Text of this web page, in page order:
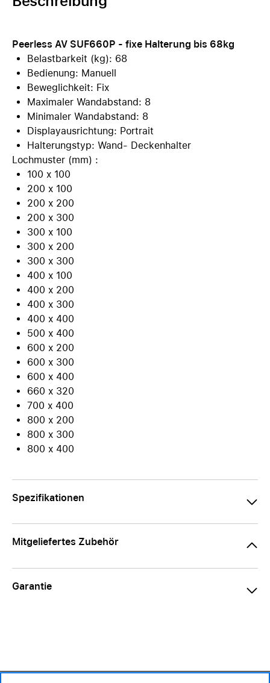
Peerless AV SUF660P - fixe Halterung bis 68kg
Belastbarkeit (kg): 68
Bedienung: Manuell
Beweglichkeit: Fix
Maximaler Wandabstand: 8
Minimaler Wandabstand: 8
Displayausrichtung: Portrait
Halterungstyp: Wand- Deckenhalter
Lochmuster (mm) :
100 x 100
200 x 100
200 x 200
200 x 300
300 x 100
300 x 200
300 x 300
400 x 100
400 x 200
400 x 300
400 x 400
500 x 400
600 x 200
600 x 300
600 x 400
660 x 320
700 x 400
800 x 200
800 x 300
800 x 400
Spezifikationen
Mitgeliefertes Zubehör
Garantie